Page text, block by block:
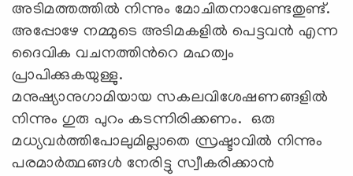
അടിമത്തത്തില്‍ നിന്നും മോചിതനാവേണ്ടതുണ്ട്.
അപ്പോഴേ നമ്മുടെ അടിമകളില്‍ പെട്ടവന്‍ എന്ന
ദൈവിക വചനത്തിന്‍റെ മഹത്വം
പ്രാപിക്കുകയുള്ളു.
മനുഷ്യാനുഗാമിയായ സകലവിശേഷണങ്ങളില്‍
നിന്നും ഗുരു പുറം കടന്നിരിക്കണം. ഒരു
മധ്യവര്‍ത്തിപോലുമില്ലാതെ സ്രഷ്ടാവില്‍ നിന്നും
പരമാര്‍ത്ഥങ്ങള്‍ നേരിട്ടു സ്വീകരിക്കാന്‍